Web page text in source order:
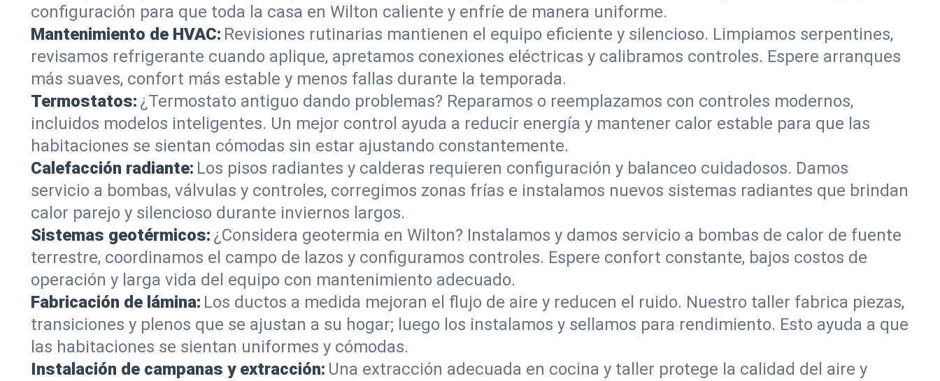
configuración para que toda la casa en Wilton caliente y enfríe de manera uniforme.
Mantenimiento de HVAC: Revisiones rutinarias mantienen el equipo eficiente y silencioso. Limpiamos serpentines,
revisamos refrigerante cuando aplique, apretamos conexiones eléctricas y calibramos controles. Espere arranques
más suaves, confort más estable y menos fallas durante la temporada.
Termostatos: ¿Termostato antiguo dando problemas? Reparamos o reemplazamos con controles modernos,
incluidos modelos inteligentes. Un mejor control ayuda a reducir energía y mantener calor estable para que las
habitaciones se sientan cómodas sin estar ajustando constantemente.
Calefacción radiante: Los pisos radiantes y calderas requieren configuración y balanceo cuidadosos. Damos
servicio a bombas, válvulas y controles, corregimos zonas frías e instalamos nuevos sistemas radiantes que brindan
calor parejo y silencioso durante inviernos largos.
Sistemas geotérmicos: ¿Considera geotermia en Wilton? Instalamos y damos servicio a bombas de calor de fuente
terrestre, coordinamos el campo de lazos y configuramos controles. Espere confort constante, bajos costos de
operación y larga vida del equipo con mantenimiento adecuado.
Fabricación de lámina: Los ductos a medida mejoran el flujo de aire y reducen el ruido. Nuestro taller fabrica piezas,
transiciones y plenos que se ajustan a su hogar; luego los instalamos y sellamos para rendimiento. Esto ayuda a que
las habitaciones se sientan uniformes y cómodas.
Instalación de campanas y extracción: Una extracción adecuada en cocina y taller protege la calidad del aire y